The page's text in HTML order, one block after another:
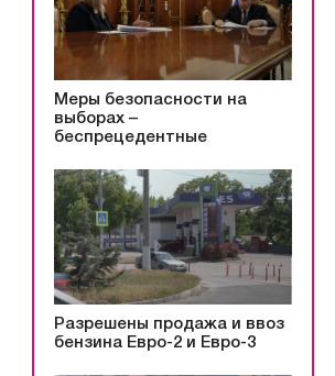
Меры безопасности на
выборах –
беспрецедентные
Разрешены продажа и ввоз
бензина Евро-2 и Евро-3